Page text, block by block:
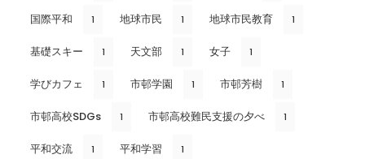
国際平和 1 地球市民 1 地球市民教育 1
基礎スキー 1 天文部 1 女子 1
学びカフェ 1 市邨学園 1 市邨芳樹 1
市邨高校SDGs 1 市邨高校難民支援の夕べ 1
平和交流 1 平和学習 1